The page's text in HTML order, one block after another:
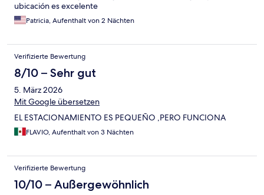
ubicación es excelente
Patricia, Aufenthalt von 2 Nächten
Verifizierte Bewertung
8/10 – Sehr gut
5. März 2026
Mit Google übersetzen
EL ESTACIONAMIENTO ES PEQUEÑO ,PERO FUNCIONA
FLAVIO, Aufenthalt von 3 Nächten
Verifizierte Bewertung
10/10 – Außergewöhnlich